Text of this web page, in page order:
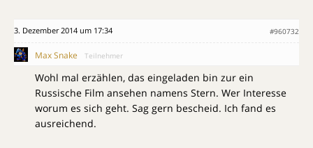
3. Dezember 2014 um 17:34 #960732
Max Snake Teilnehmer
Wohl mal erzählen, das eingeladen bin zur ein
Russische Film ansehen namens Stern. Wer Interesse
worum es sich geht. Sag gern bescheid. Ich fand es
ausreichend.